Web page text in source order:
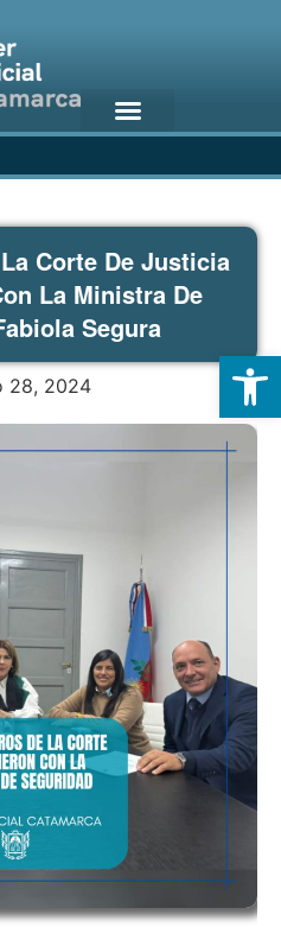
Corte De Justicia
La Ministra De
Segura
28, 2024